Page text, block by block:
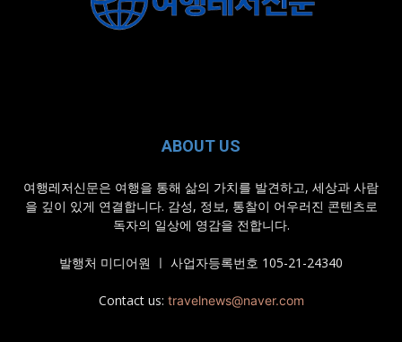
ABOUT US
여행레저신문은 여행을 통해 삶의 가치를 발견하고, 세상과 사람
을 깊이 있게 연결합니다. 감성, 정보, 통찰이 어우러진 콘텐츠로
독자의 일상에 영감을 전합니다.
발행처 미디어원 ㅣ 사업자등록번호 105-21-24340
Contact us: travelnews@naver.com